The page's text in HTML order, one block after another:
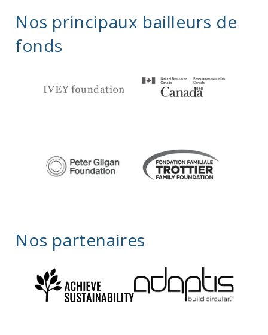
Nos principaux bailleurs de
fonds
Nos partenaires